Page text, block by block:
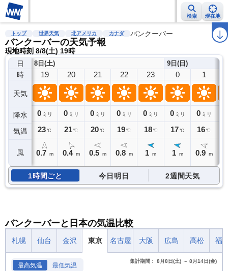
検索 現在地
雨雲レーダー 台風情報 地震情報 警報・注意報 ラ
トップ 世界天気 北アメリカ カナダ バンクーバー
バンクーバーの天気予報
現地時刻 8/8(土) 19時
日
時
天気
降水
気温
風
8日(土)
19
0 ミリ
23℃
0.7 m
20
0 ミリ
21℃
0.4 m
21
0 ミリ
20℃
0.5 m
22
0 ミリ
19℃
0.8 m
23
0 ミリ
18 ℃
1 m
9日(日)
0
0 ミリ
17℃
1 m
1
0 ミリ
16℃
0.9 m
1時間ごと 今日明日 2週間天気
バンクーバーと日本の気温比較
札幌 仙台 金沢 東京 名古屋 大阪 広島 高松 福
最高気温 最低気温
集計期間： 8月8日(土) ～ 8月14日(金)